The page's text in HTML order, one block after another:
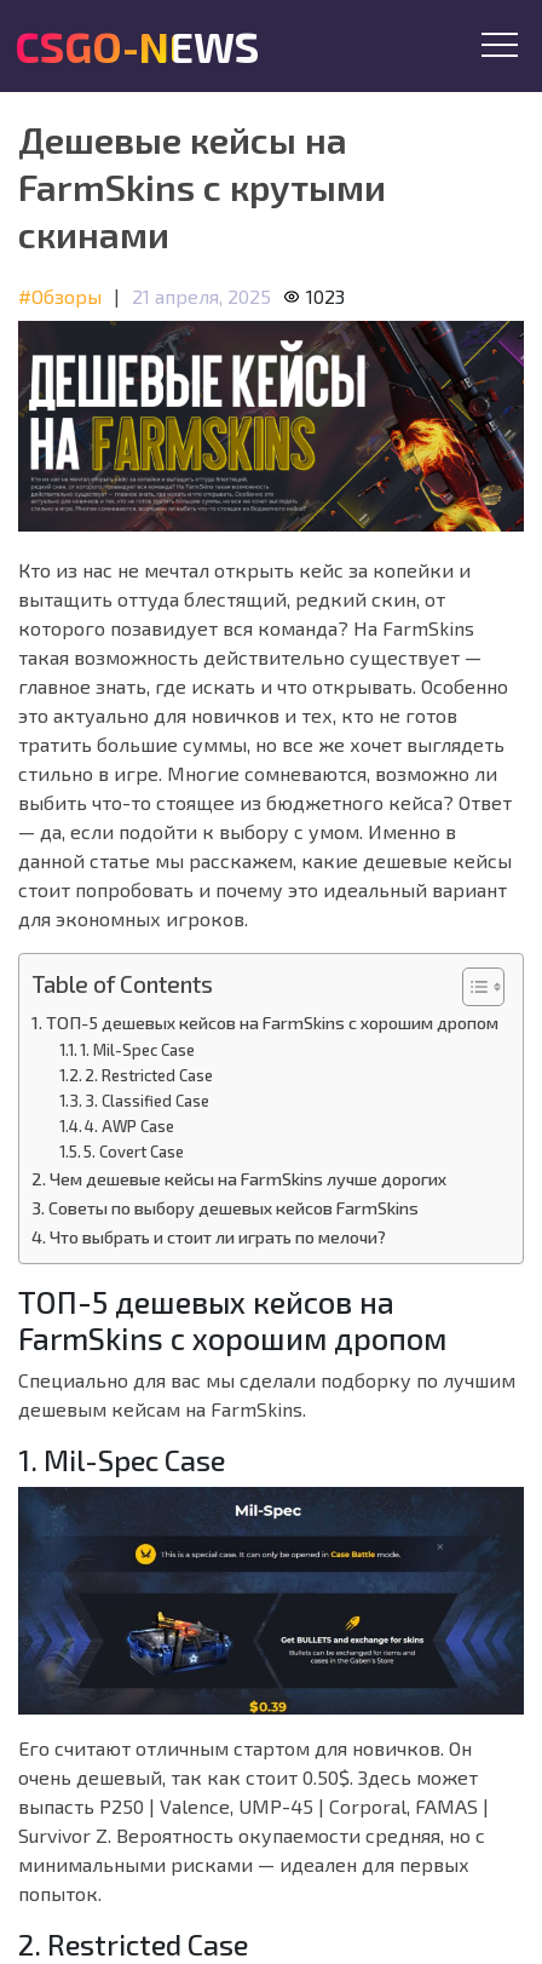
CSGO-NEWS
Дешевые кейсы на
FarmSkins с крутыми
скинами
#Обзоры | 21 апреля, 2025 1023
Кто из нас не мечтал открыть кейс за копейки и
вытащить оттуда блестящий, редкий скин, от
которого позавидует вся команда? На FarmSkins
такая возможность действительно существует —
главное знать, где искать и что открывать. Особенно
это актуально для новичков и тех, кто не готов
тратить большие суммы, но все же хочет выглядеть
стильно в игре. Многие сомневаются, возможно ли
выбить что-то стоящее из бюджетного кейса? Ответ
— да, если подойти к выбору с умом. Именно в
данной статье мы расскажем, какие дешевые кейсы
стоит попробовать и почему это идеальный вариант
для экономных игроков.
Table of Contents
ТОП-5 дешевых кейсов на FarmSkins с хорошим дропом
1. Mil-Spec Case
2. Restricted Case
3. Classified Case
4. AWP Case
5. Covert Case
Чем дешевые кейсы на FarmSkins лучше дорогих
Советы по выбору дешевых кейсов FarmSkins
Что выбрать и стоит ли играть по мелочи?
ТОП-5 дешевых кейсов на
FarmSkins с хорошим дропом
Специально для вас мы сделали подборку по лучшим
дешевым кейсам на FarmSkins.
1. Mil-Spec Case
Его считают отличным стартом для новичков. Он
очень дешевый, так как стоит 0.50$. Здесь может
выпасть P250 | Valence, UMP-45 | Corporal, FAMAS |
Survivor Z. Вероятность окупаемости средняя, но с
минимальными рисками — идеален для первых
попыток.
2. Restricted Case